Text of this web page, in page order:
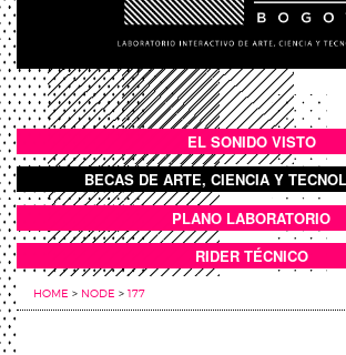
BOTÓN SONIDO
EL SONIDO VISTO
BOTON DOMO
BECAS DE ARTE, CIENCIA Y
ANEXOS
PLANO LABORATORIO
RIDER TÉCNICO
HOME > NODE > 177